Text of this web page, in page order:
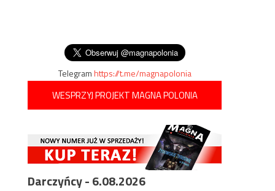
Telegramhttps://t.me/magnapolonia
WESPRZYJ PROJEKT MAGNA POLONIA
Darczyńcy - 6.08.2026